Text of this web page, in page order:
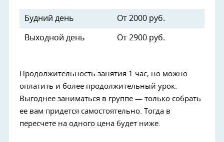
Будний день От 2000 руб.
Выходной день От 2900 руб.
Продолжительность занятия 1 час, но можно
оплатить и более продолжительный урок.
Выгоднее заниматься в группе — только собрать
ее вам придется самостоятельно. Тогда в
пересчете на одного цена будет ниже.